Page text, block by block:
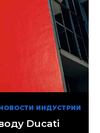
ИНДУСТРИИ
Ducati